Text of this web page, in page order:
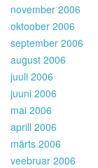
november 2006
oktoober 2006
september 2006
august 2006
juuli 2006
juuni 2006
mai 2006
aprill 2006
märts 2006
veebruar 2006